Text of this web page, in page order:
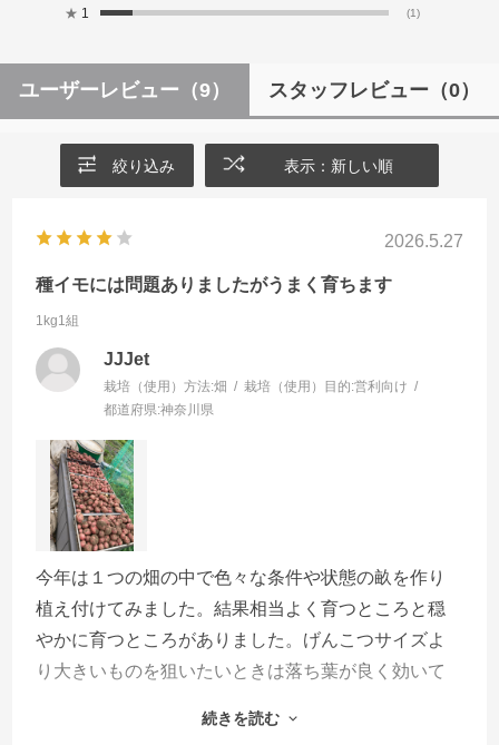
★ 1 (1)
ユーザーレビュー （9） スタッフレビュー （0）
絞り込み 表示：新しい順
2026.5.27
種イモには問題ありましたがうまく育ちます
1kg1組
JJJet
栽培（使用）方法:畑 栽培（使用）目的:営利向け
都道府県:神奈川県
今年は１つの畑の中で色々な条件や状態の畝を作り
植え付けてみました。結果相当よく育つところと穏
やかに育つところがありました。げんこつサイズよ
り大きいものを狙いたいときは落ち葉が良く効いて
ると一方で生育が旺盛すぎるのか、いもの形が整い
続きを読む